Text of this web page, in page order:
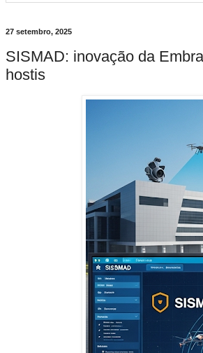
27 setembro, 2025
SISMAD: inovação da
hostis